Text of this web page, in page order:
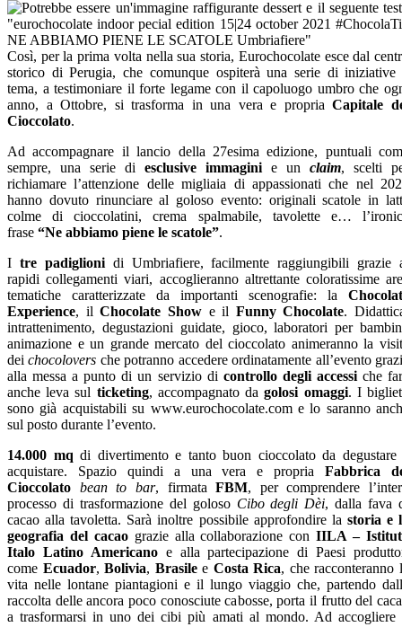
Così, per la prima volta nella sua storia, Eurochocolate esce dal
storico di Perugia, che comunque ospiterà una serie di iniziative
tema, a testimoniare il forte legame con il capoluogo umbro che
anno, a Ottobre, si trasforma in una vera e propriaCapitale
Cioccolato.
Ad accompagnare il lancio della 27esima edizione, puntuali
sempre, una serie di esclusive immagini e un claim, scelti
richiamare l’attenzione delle migliaia di appassionati che nel
hanno dovuto rinunciare al goloso evento: originali scatole in
colme di cioccolatini, crema spalmabile, tavolette e…
frase “Ne abbiamo piene le scatole”.
I tre padiglionidi Umbriafiere, facilmente raggiungibili grazie
rapidi collegamenti viari, accoglieranno altrettante coloratissime
tematiche caratterizzate da importanti scenografie: la
Experience, ilChocolate Showe il Funny Chocolate.
intrattenimento, degustazioni guidate, gioco, laboratori per
animazione e un grande mercato del cioccolato animeranno la
deichocolovers che potranno accedere ordinatamente all’evento
alla messa a punto di un servizio di controllo degli accessi che
anche leva sul ticketing, accompagnato dagolosi omaggi. I
sono già acquistabili su www.eurochocolate.com e lo saranno
sul posto durante l’evento.
14.000 mq di divertimento e tanto buon cioccolato da degustare
acquistare. Spazio quindi a una vera e propriaFabbrica
Cioccolato bean to bar, firmataFBM, per comprendere
processo di trasformazione del goloso Cibo degli Dèi, dalla fava
cacao alla tavoletta. Sarà inoltre possibile approfondire la storia e
geografia del cacaograzie alla collaborazione conIILA –
Italo Latino Americanoe alla partecipazione di Paesi
come Ecuador,Bolivia, Brasilee Costa Rica, che racconteranno
vita nelle lontane piantagioni e il lungo viaggio che, partendo
raccolta delle ancora poco conosciute cabosse, porta il frutto del
a trasformarsi in uno dei cibi più amati al mondo. Ad accogliere